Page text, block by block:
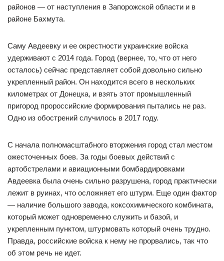
районов — от наступления в Запорожской области и в
районе Бахмута.
Саму Авдеевку и ее окрестности украинские войска
удерживают с 2014 года. Город (вернее, то, что от него
осталось) сейчас представляет собой довольно сильно
укрепленный район. Он находится всего в нескольких
километрах от Донецка, и взять этот промышленный
пригород пророссийские формирования пытались не раз.
Одно из обострений случилось в 2017 году.
С начала полномасштабного вторжения город стал местом
ожесточенных боев. За годы боевых действий с
артобстрелами и авиационными бомбардировками
Авдеевка была очень сильно разрушена, город практически
лежит в руинах, что осложняет его штурм. Еще один фактор
— наличие большого завода, коксохимического комбината,
который может одновременно служить и базой, и
укрепленным пунктом, штурмовать который очень трудно.
Правда, российские войска к нему не прорвались, так что
об этом речь не идет.